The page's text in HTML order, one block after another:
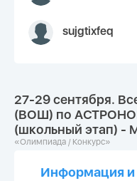
sujgtixfeq
27-29 сентября.
(ВОШ) по
(школьный этап) -
«Олимпиада / Конкурс»
Информация и